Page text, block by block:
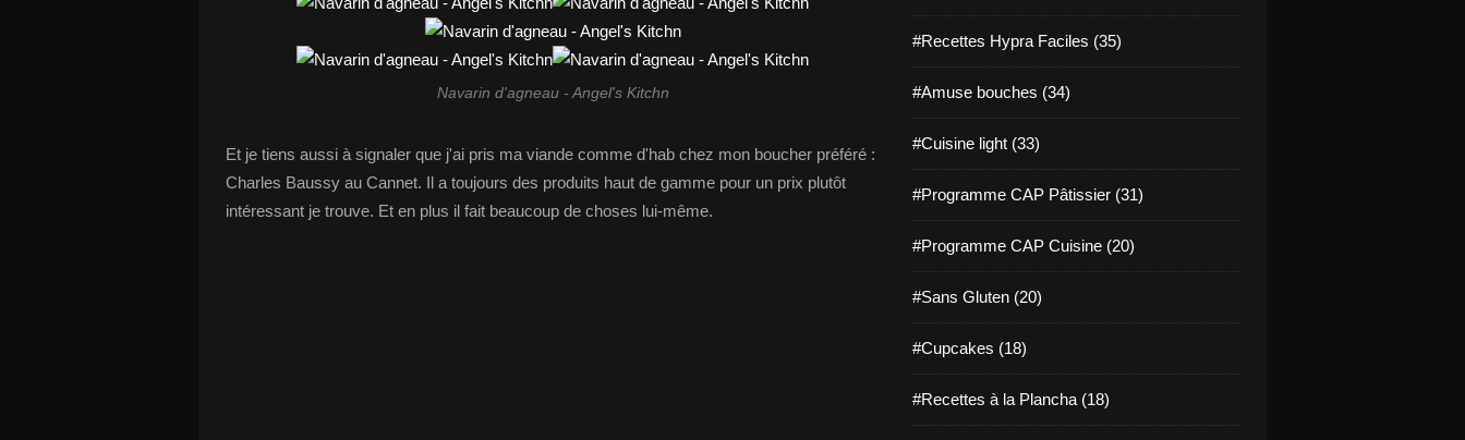
Navarin d'agneau - Angel's Kitchn
Et je tiens aussi à signaler que j'ai pris ma viande comme d'hab chez mon boucher préféré :
Charles Baussy au Cannet. Il a toujours des produits haut de gamme pour un prix plutôt
intéressant je trouve. Et en plus il fait beaucoup de choses lui-même.
#Recettes Hypra Faciles (35)
#Amuse bouches (34)
#Cuisine light (33)
#Programme CAP Pâtissier (31)
#Programme CAP Cuisine (20)
#Sans Gluten (20)
#Cupcakes (18)
#Recettes à la Plancha (18)